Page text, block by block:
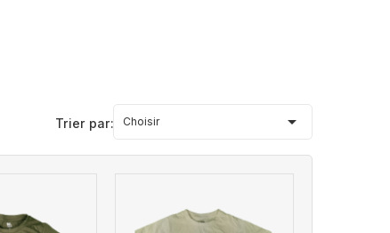
Trier par: Choisir 